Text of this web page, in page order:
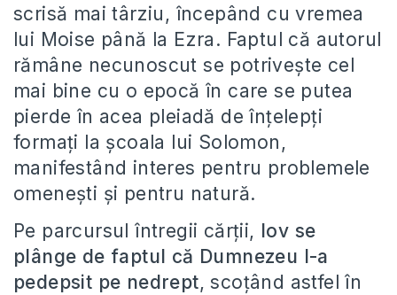
scrisă mai târziu, începând cu vremea
lui Moise până la Ezra. Faptul că autorul
rămâne necunoscut se potrivește cel
mai bine cu o epocă în care se putea
pierde în acea pleiadă de înțelepți
formați la școala lui Solomon,
manifestând interes pentru problemele
omenești și pentru natură.
Pe parcursul întregii cărții, Iov se
plânge de faptul că Dumnezeu l-a
pedepsit pe nedrept, scoțând astfel în